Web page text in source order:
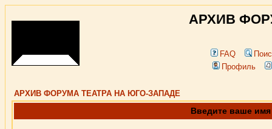
АРХИВ
FAQ
Профиль
АРХИВ ФОРУМА ТЕАТРА НА ЮГО-ЗАПАДЕ
Введите ваше